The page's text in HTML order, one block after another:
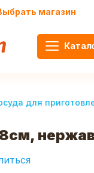
магазин
для